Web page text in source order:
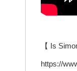
【 Is
https://